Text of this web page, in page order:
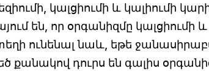
կալցիումի և կալիումի
են, որ օրգանիզմը կալցիումի
ունենալ նաև, եթե
քանակով դուրս են գալիս